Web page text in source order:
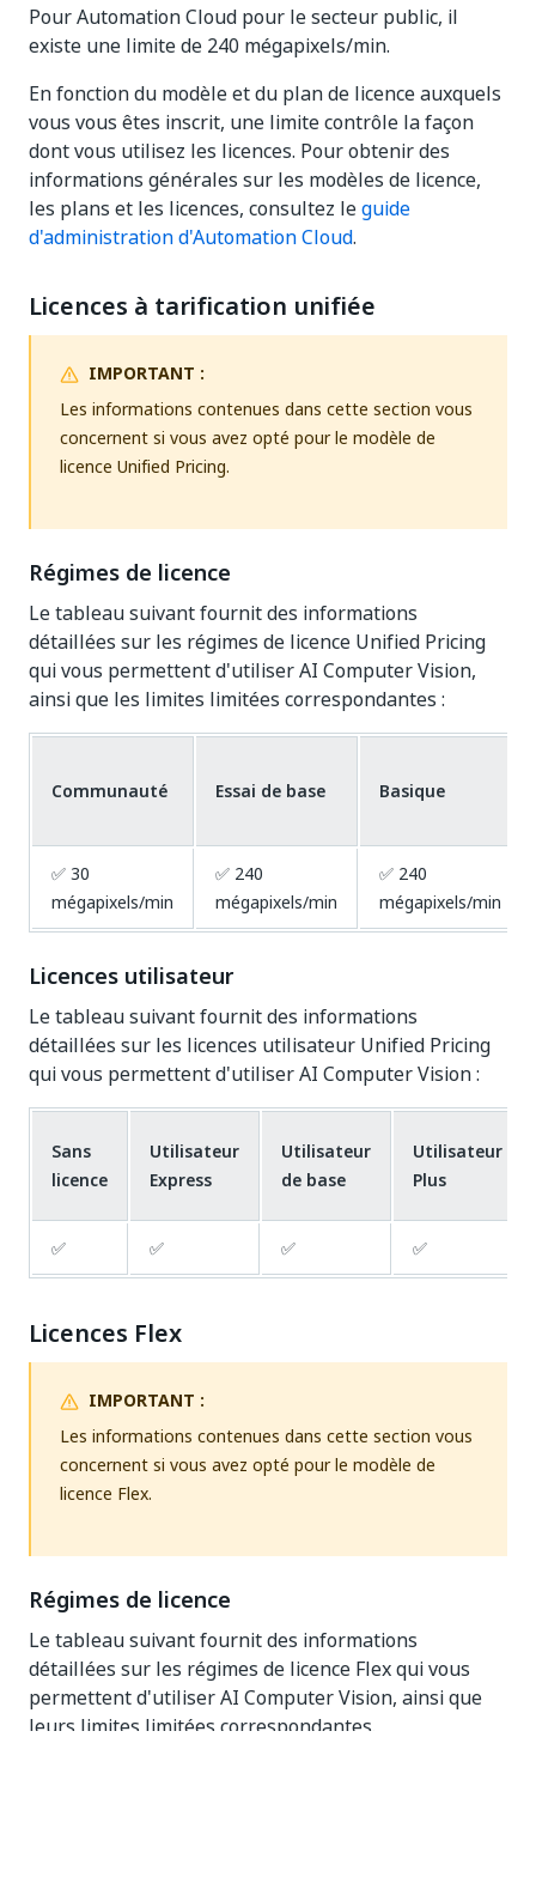
Pour Automation Cloud pour le secteur public, il
existe une limite de 240 mégapixels/min.
En fonction du modèle et du plan de licence auxquels
vous vous êtes inscrit, une limite contrôle la façon
dont vous utilisez les licences. Pour obtenir des
informations générales sur les modèles de licence,
les plans et les licences, consultez leguide
d'administration d'Automation Cloud.
Licences à tarification unifiée
IMPORTANT :
Les informations contenues dans cette section vous
concernent si vous avez opté pour le modèle de
licence Unified Pricing.
Régimes de licence
Le tableau suivant fournit des informations
détaillées sur les régimes de licence Unified Pricing
qui vous permettent d'utiliser AI Computer Vision,
ainsi que les limites limitées correspondantes :
Communauté Essai de base Basique
✅ 30
mégapixels/min
✅ 240
mégapixels/min
✅ 240
mégapixels/min
Licences utilisateur
Le tableau suivant fournit des informations
détaillées sur les licences utilisateur Unified Pricing
qui vous permettent d'utiliser AI Computer Vision :
Sans
licence
Utilisateur
Express
Utilisateur
de base
Utilisateur
Plus
✅ ✅ ✅ ✅
Licences Flex
IMPORTANT :
Les informations contenues dans cette section vous
concernent si vous avez opté pour le modèle de
licence Flex.
Régimes de licence
Le tableau suivant fournit des informations
détaillées sur les régimes de licence Flex qui vous
permettent d'utiliser AI Computer Vision, ainsi que
leurs limites limitées correspondantes.